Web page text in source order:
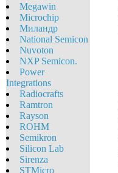
Megawin
Microchip
Миландр
National Semicon
Nuvoton
NXP Semicon.
Power
Integrations
Radiocrafts
Ramtron
Rayson
ROHM
Semikron
Silicon Lab
Sirenza
STMicro